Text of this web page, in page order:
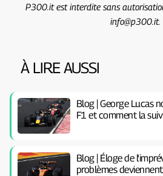
P300.it est interdite sans
info@p300.it.
À LIRE AUSSI
Blog | George Lucas
F1 et comment la
Blog | Éloge de
problèmes